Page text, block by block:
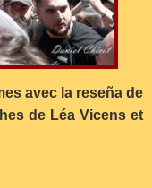
avec la reseña de
de Léa Vicens et